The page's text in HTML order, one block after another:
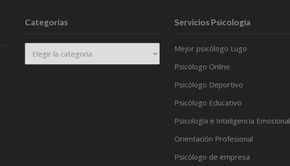
Categorías Servicios Psicología
Mejor psicólogo Lugo
Psicólogo Online
Psicólogo Deportivo
Psicólogo Educativo
Psicología e Inteligencia Emocional
Orientación Profesional
Psicólogo de empresa